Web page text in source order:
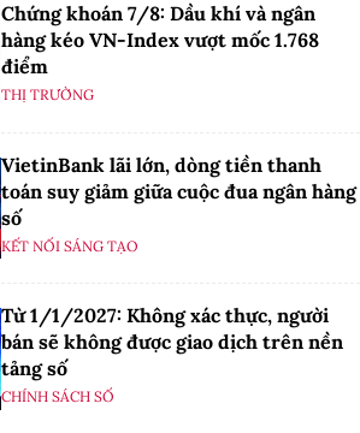
Chứng khoán 7/8: Dầu khí và ngân
hàng kéo VN-Index vượt mốc 1.768
điểm
THỊ TRƯỜNG
VietinBank lãi lớn, dòng tiền thanh
toán suy giảm giữa cuộc đua ngân hàng
số
KẾT NỐI SÁNG TẠO
Từ 1/1/2027: Không xác thực, người
bán sẽ không được giao dịch trên nền
tảng số
CHÍNH SÁCH SỐ